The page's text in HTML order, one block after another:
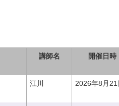
講師名 開催日時
江川 2026年8月21